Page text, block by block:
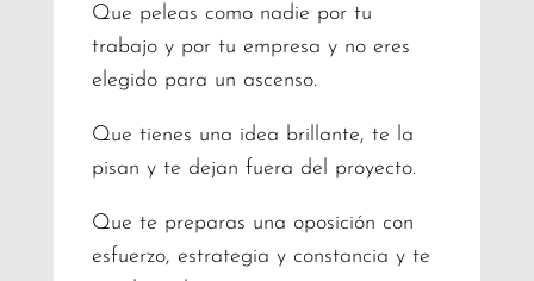
Que peleas como nadie por tu
trabajo y por tu empresa y no eres
elegido para un ascenso.
Que tienes una idea brillante, te la
pisan y te dejan fuera del proyecto.
Que te preparas una oposición con
esfuerzo, estrategia y constancia y te